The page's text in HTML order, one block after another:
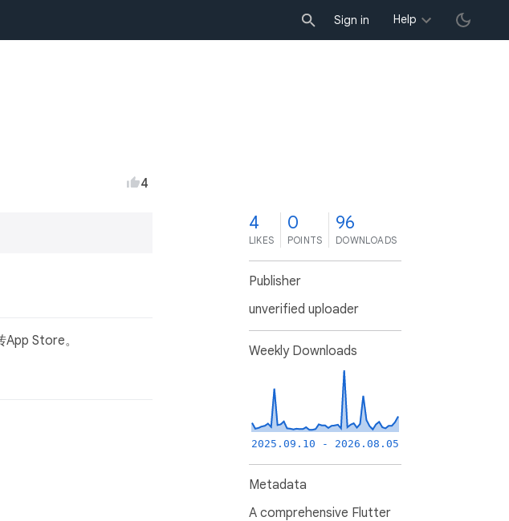
Sign in Help
4
Store。
4
LIKES
0
POINTS
96
DOWNLOADS
Publisher
unverified uploader
Weekly Downloads
2025.09.10 - 2026.08.05
Metadata
A comprehensive Flutter